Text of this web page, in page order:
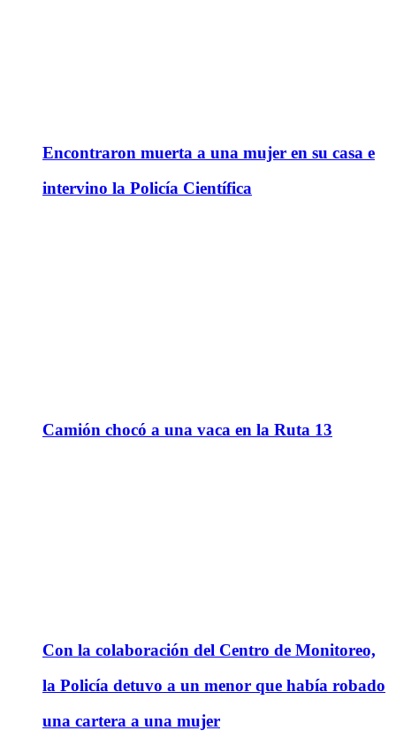
Encontraron muerta a una mujer en su casa e
intervino la Policía Científica
Camión chocó a una vaca en la Ruta 13
Con la colaboración del Centro de Monitoreo,
la Policía detuvo a un menor que había robado
una cartera a una mujer